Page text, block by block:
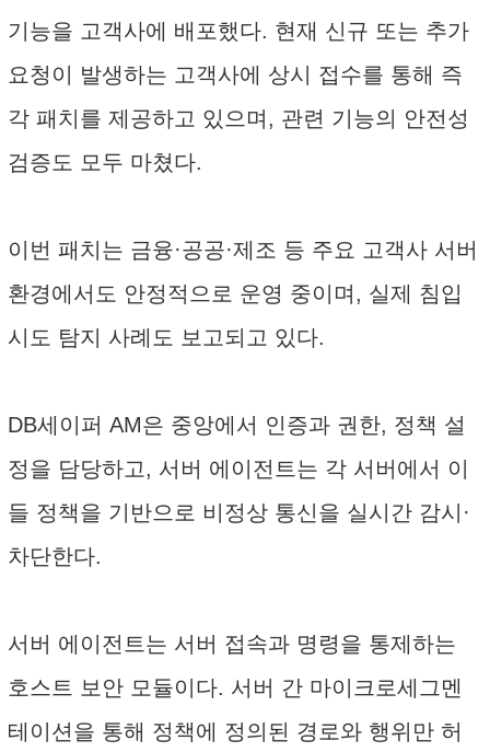
기능을 고객사에 배포했다. 현재 신규 또는 추가
요청이 발생하는 고객사에 상시 접수를 통해 즉
각 패치를 제공하고 있으며, 관련 기능의 안전성
검증도 모두 마쳤다.
이번 패치는 금융·공공·제조 등 주요 고객사 서버
환경에서도 안정적으로 운영 중이며, 실제 침입
시도 탐지 사례도 보고되고 있다.
DB세이퍼 AM은 중앙에서 인증과 권한, 정책 설
정을 담당하고, 서버 에이전트는 각 서버에서 이
들 정책을 기반으로 비정상 통신을 실시간 감시·
차단한다.
서버 에이전트는 서버 접속과 명령을 통제하는
호스트 보안 모듈이다. 서버 간 마이크로세그멘
테이션을 통해 정책에 정의된 경로와 행위만 허